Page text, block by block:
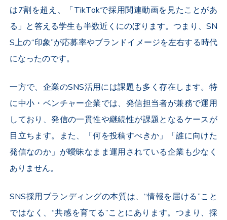
は7割を超え、「TikTokで採用関連動画を見たことがあ
る」と答える学生も半数近くにのぼります。つまり、 SN
S上の“印象”が応募率やブランドイメージを左右する時代
になったのです。
一方で、企業のSNS活用には課題も多く存在します。特
に中小・ベンチャー企業では、発信担当者が兼務で運用
しており、発信の一貫性や継続性が課題となるケースが
目立ちます。また、「何を投稿すべきか」「誰に向けた
発信なのか」が曖昧なまま運用されている企業も少なく
ありません。
SNS採用ブランディングの本質は、“情報を届ける”こと
ではなく、“共感を育てる”ことにあります。つまり、採